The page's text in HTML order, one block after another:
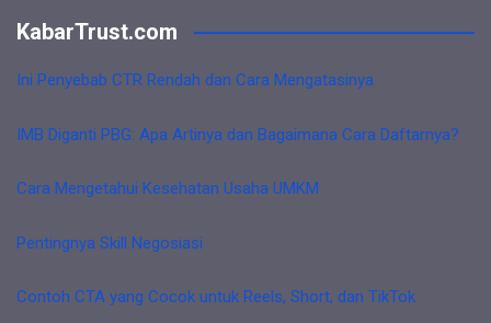
KabarTrust.com
Ini Penyebab CTR Rendah dan Cara Mengatasinya
IMB Diganti PBG: Apa Artinya dan Bagaimana Cara Daftarnya?
Cara Mengetahui Kesehatan Usaha UMKM
Pentingnya Skill Negosiasi
Contoh CTA yang Cocok untuk Reels, Short, dan TikTok